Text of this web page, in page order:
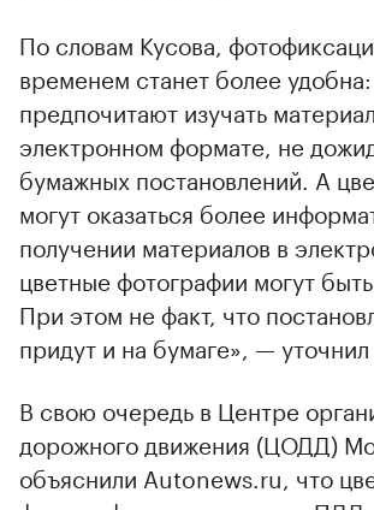
По словам Кусова,
временем станет более
предпочитают изучать
электронном формате, не
бумажных постановлений. А
могут оказаться более
получении материалов в
цветные фотографии могут
При этом не факт, что
придут и на бумаге», — уточнил
В свою очередь в Центре
дорожного движения (ЦОДД)
объяснили Autonews.ru, что